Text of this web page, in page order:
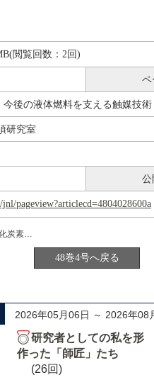
閲覧回数：2回)
ペ
今後の液体燃料を支える触媒技術
研究室
公
pageview?articlecd=4804028600a
ギ酸分解反応を利用した超臨界二酸化炭素流通式水素化反応システム
48巻4号へ戻る
2026年05月06日 ～ 2026年08
研究者としての私を形
作った「師匠」たち
(26回)